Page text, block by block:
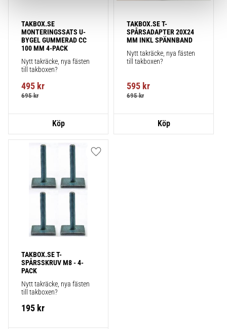
TAKBOX.SE
MONTERINGSSATS U-
BYGEL GUMMERAD CC
100 MM 4-PACK
Nytt takräcke, nya fästen
till takboxen?
495 kr
695kr
TAKBOX.SE T-
SPÅRSADAPTER 20X24
MM INKL SPÄNNBAND
Nytt takräcke, nya fästen
till takboxen?
595 kr
695kr
TAKBOX.SE T-
SPÅRSSKRUV M8 - 4-
PACK
Nytt takräcke, nya fästen
till takboxen?
195 kr
Lägg till i favoriter